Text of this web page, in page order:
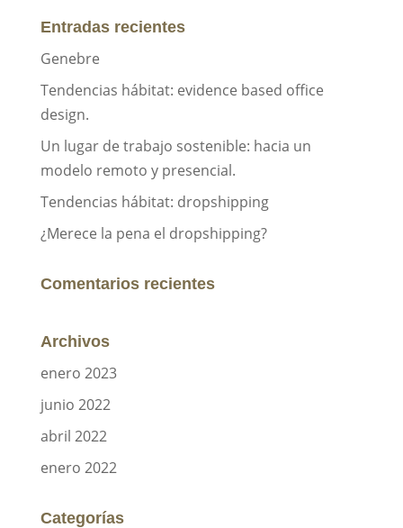
Entradas recientes
Genebre
Tendencias hábitat: evidence based office
design.
Un lugar de trabajo sostenible: hacia un
modelo remoto y presencial.
Tendencias hábitat: dropshipping
¿Merece la pena el dropshipping?
Comentarios recientes
Archivos
enero 2023
junio 2022
abril 2022
enero 2022
Categorías